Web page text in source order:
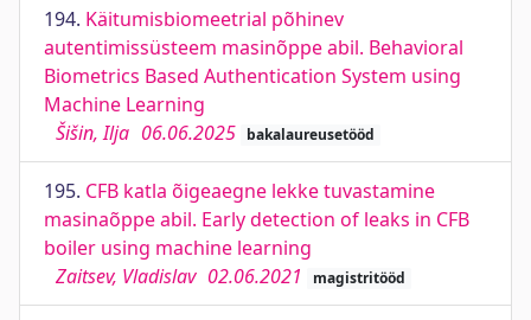
194. Käitumisbiomeetrial põhinev
autentimissüsteem masinõppe abil. Behavioral
Biometrics Based Authentication System using
Machine Learning
Šišin, Ilja 06.06.2025 bakalaureusetööd
195. CFB katla õigeaegne lekke tuvastamine
masinaõppe abil. Early detection of leaks in CFB
boiler using machine learning
Zaitsev, Vladislav 02.06.2021 magistritööd